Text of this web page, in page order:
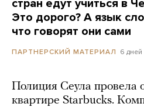
стран едут учиться в
Это дорого? А язык
что говорят они сами
ПАРТНЕРСКИЙ МАТЕРИАЛ 6 дней
Полиция Сеула провела
квартире Starbucks.